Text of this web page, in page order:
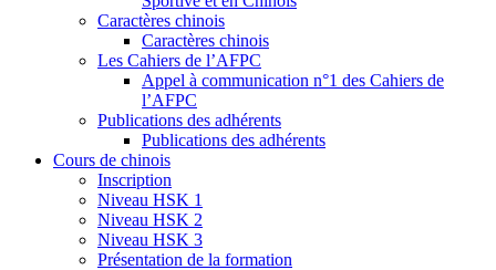
Caractères chinois
Caractères chinois
Les Cahiers de l’AFPC
Appel à communication n°1 des Cahiers de
l’AFPC
Publications des adhérents
Publications des adhérents
Cours de chinois
Inscription
Niveau HSK 1
Niveau HSK 2
Niveau HSK 3
Présentation de la formation